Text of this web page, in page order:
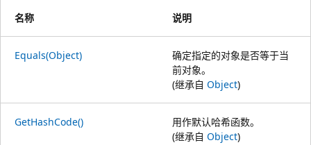
名称 说明
Equals(Object)
确定指定的对象是否等于当
前对象。
(继承自 Object)
GetHashCode()
用作默认哈希函数。
(继承自 Object)